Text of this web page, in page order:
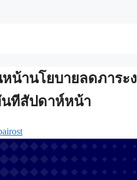
น้านโยบายลดภาระ
นทีสัปดาห์หน้า